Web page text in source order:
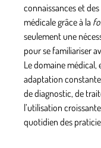
connaissances et
médicale grâce à la
seulement une
pour se familiariser
Le domaine
adaptation
de diagnostic, de
l’utilisation
quotidien des